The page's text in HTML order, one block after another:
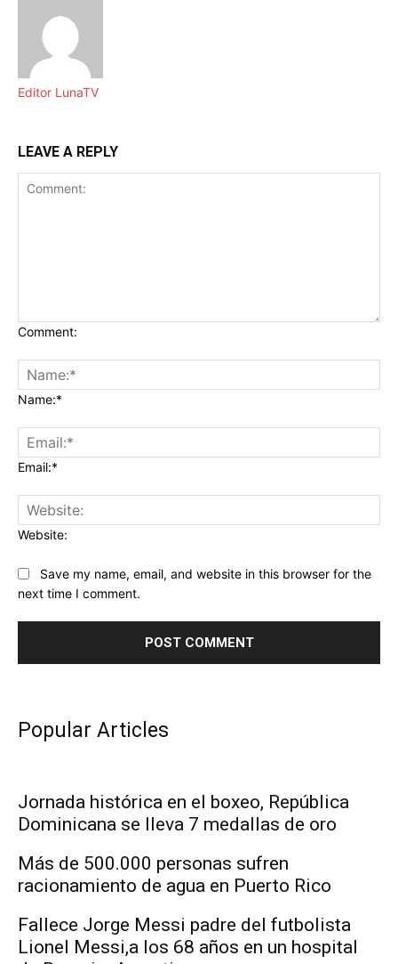
Editor LunaTV
LEAVE A REPLY
Comment:
Name:*
Email:*
Website:
Save my name, email, and website in this browser for the
next time I comment.
Popular Articles
Jornada histórica en el boxeo, República
Dominicana se lleva 7 medallas de oro
Más de 500.000 personas sufren
racionamiento de agua en Puerto Rico
Fallece Jorge Messi padre del futbolista
Lionel Messi,a los 68 años en un hospital